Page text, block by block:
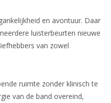
en avontuur. Daar
luisterbeurten nieuwe
van zowel
ruimte zonder klinisch te
van de band overeind,